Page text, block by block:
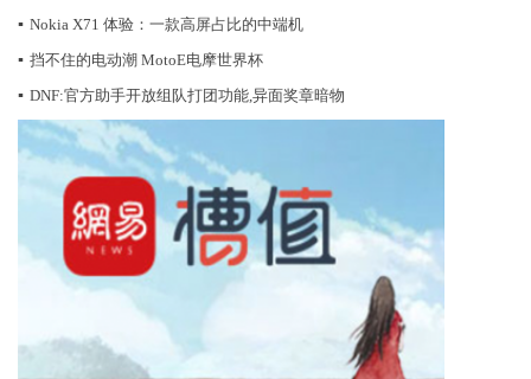
▪ Nokia X71 体验：一款高屏占比的中端机
▪ 挡不住的电动潮 MotoE电摩世界杯
▪ DNF:官方助手开放组队打团功能,异面奖章暗物